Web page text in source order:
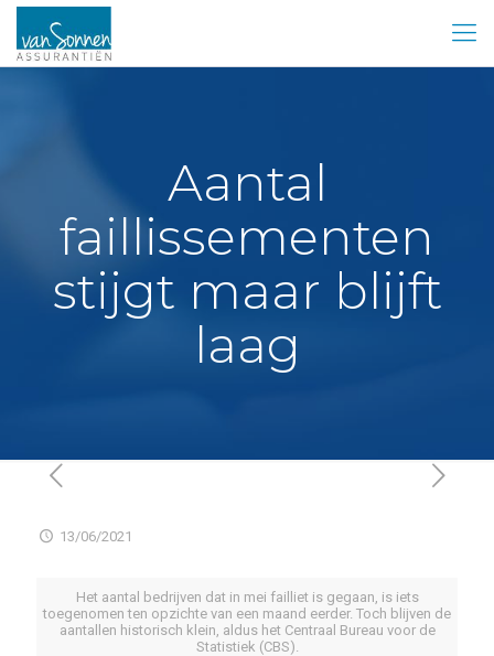
Aantal
faillissementen
stijgt maar blijft
laag
13/06/2021
Het aantal bedrijven dat in mei failliet is gegaan, is iets
toegenomen ten opzichte van een maand eerder. Toch blijven de
aantallen historisch klein, aldus het Centraal Bureau voor de
Statistiek (CBS).